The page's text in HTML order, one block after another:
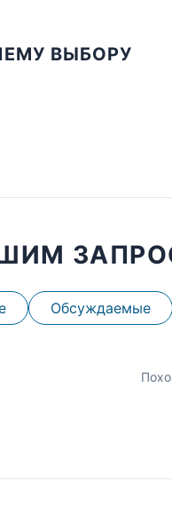
ВЫБОРУ
Обсуждаемые